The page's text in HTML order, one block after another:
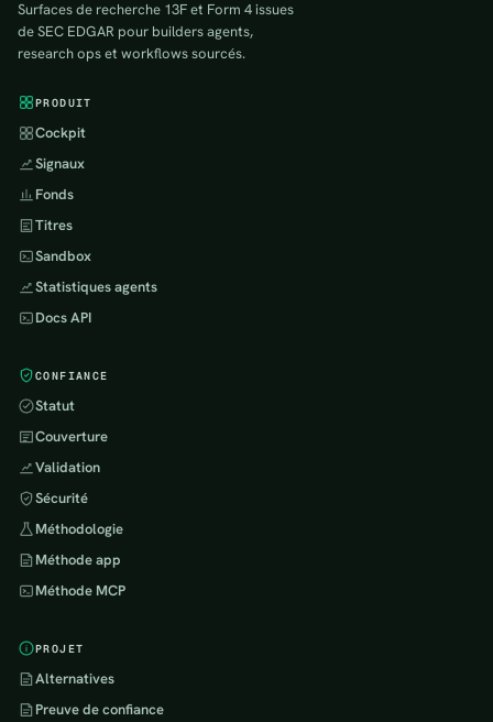
Surfaces de recherche 13F et Form 4 issues
de SEC EDGAR pour builders agents,
research ops et workflows sourcés.
PRODUIT
Cockpit
Signaux
Fonds
Titres
Sandbox
Statistiques agents
Docs API
CONFIANCE
Statut
Couverture
Validation
Sécurité
Méthodologie
Méthode app
Méthode MCP
PROJET
Alternatives
Preuve de confiance